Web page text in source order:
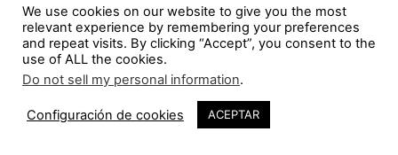
We use cookies on our website to give you the most
relevant experience by remembering your preferences
and repeat visits. By clicking “Accept”, you consent to the
use of ALL the cookies.
Do not sell my personal information.
Configuración de cookies ACEPTAR